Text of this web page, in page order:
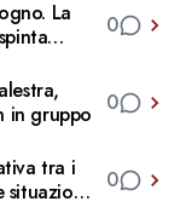
La
0
in gruppo
0
tra i
situazioni
0